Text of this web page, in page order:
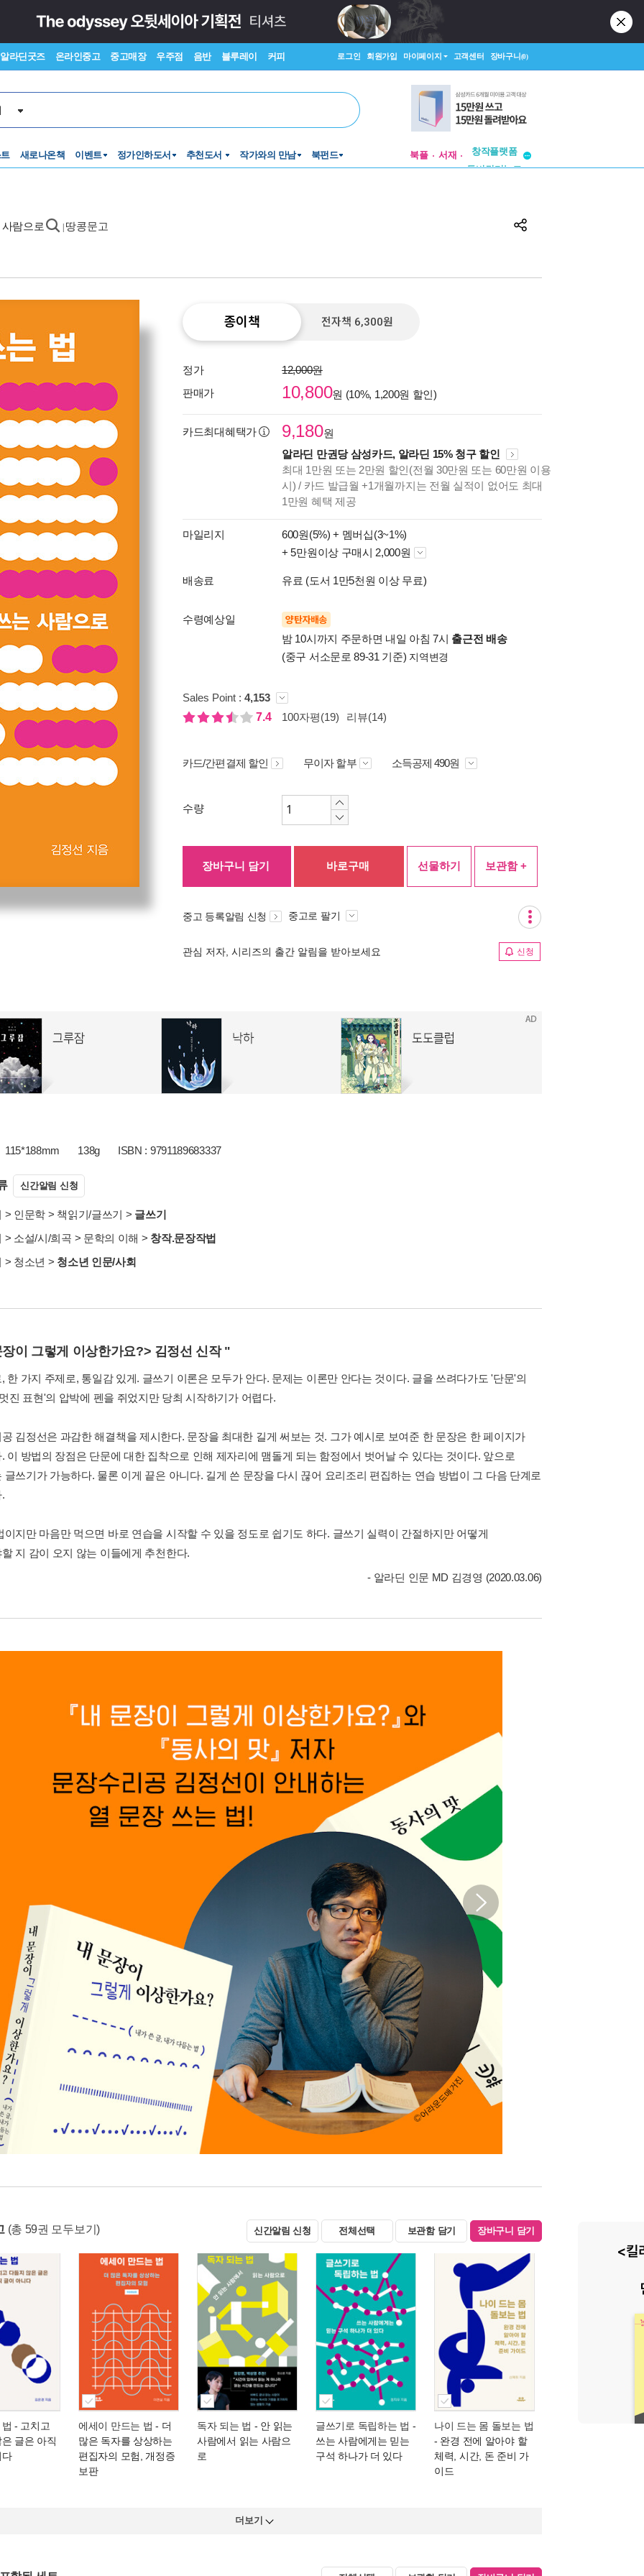
알라딘굿즈 온라인중고 중고매장 우주점 음반 블루레이 커피 로그인 회원가입 마이페이지 고객센터 장바구니(0)
새로나온책 이벤트 정가인하도서 추천도서 작가와의 만남 북펀드 북플 서재
투비컨티뉴드
람으로 땅콩문고
종이책 전자책 6,300원
정가
12,000원
판매가
10,800원 (10%, 1,200원 할인)
카드최대혜택가 9,180원
알라딘 만권당 삼성카드, 알라딘 15% 청구 할인
최대 1만원 또는 2만원 할인(전월 30만원 또는 60만원 이용
시) / 카드 발급월 +1개월까지는 전월 실적이 없어도 최대
1만원 혜택 제공
마일리지 600원(5%) + 멤버십(3~1%)
+ 5만원이상 구매시 2,000원
배송료 유료 (도서 1만5천원 이상 무료)
수령예상일 양탄자배송
밤 10시까지 주문하면 내일 아침 7시 출근전 배송
(중구 서소문로 89-31 기준) 지역변경
Sales Point : 4,153
7.4
100자평(19) 리뷰(14)
카드/간편결제 할인 무이자 할부 소득공제 490원
수량
장바구니 담기 바로구매 선물하기 보관함 +
중고 등록알림 신청 중고로 팔기
관심 저자, 시리즈의 출간 알림을 받아보세요 신청
115*188mm 138g ISBN : 9791189683337
신간알림 신청
> 인문학 > 책읽기/글쓰기 > 글쓰기
> 소설/시/희곡 > 문학의 이해 > 창작.문장작법
> 청소년 > 청소년 인문/사회
이 그렇게 이상한가요?> 김정선 신작 "
한 가지 주제로, 통일감 있게. 글쓰기 이론은 모두가 안다. 문제는 이론만 안다는 것이다. 글을 쓰려다가도 '단문'의
진 표현'의 압박에 펜을 쥐었지만 당최 시작하기가 어렵다.
김정선은 과감한 해결책을 제시한다. 문장을 최대한 길게 써보는 것. 그가 예시로 보여준 한 문장은 한 페이지가
이 방법의 장점은 단문에 대한 집착으로 인해 제자리에 맴돌게 되는 함정에서 벗어날 수 있다는 것이다. 앞으로
글쓰기가 가능하다. 물론 이게 끝은 아니다. 길게 쓴 문장을 다시 끊어 요리조리 편집하는 연습 방법이 그 다음 단계로
이지만 마음만 먹으면 바로 연습을 시작할 수 있을 정도로 쉽기도 하다. 글쓰기 실력이 간절하지만 어떻게
지 감이 오지 않는 이들에게 추천한다.
- 알라딘 인문 MD 김경영 (2020.03.06)
(총 59권 모두보기) 신간알림 신청 전체선택 보관함 담기 장바구니 담기
- 고치고
글은 아직
다
에세이 만드는 법 - 더
많은 독자를 상상하는
편집자의 모험, 개정증
보판
독자 되는 법 - 안 읽는
사람에서 읽는 사람으
로
글쓰기로 독립하는 법 -
쓰는 사람에게는 믿는
구석 하나가 더 있다
나이 드는 몸 돌보는 법
- 완경 전에 알아야 할
체력, 시간, 돈 준비 가
이드
더보기